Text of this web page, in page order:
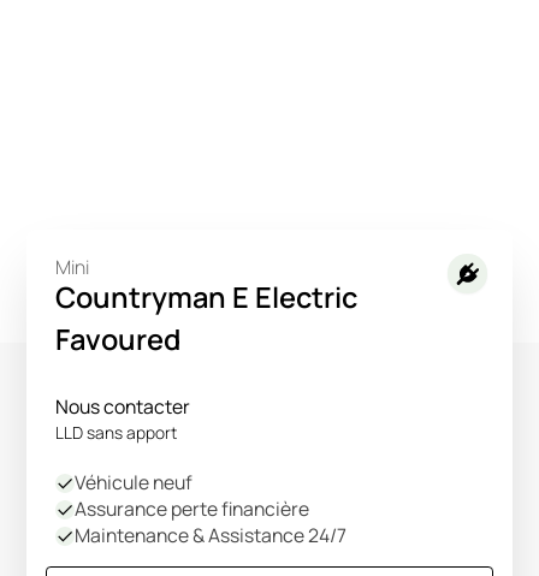
Mini
Countryman E Electric
Favoured
Nous contacter
LLD sans apport
Véhicule neuf
Assurance perte financière
Maintenance & Assistance 24/7